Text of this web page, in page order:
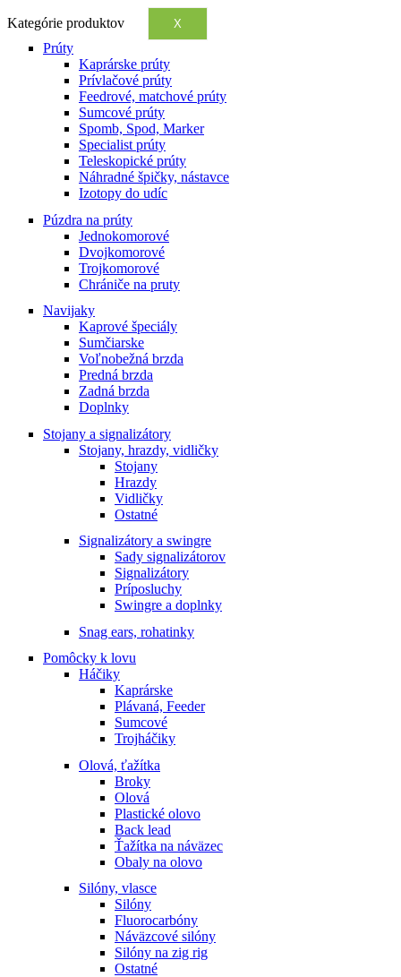
Kategórie produktov X
Prúty
Kaprárske prúty
Prívlačové prúty
Feedrové, matchové prúty
Sumcové prúty
Spomb, Spod, Marker
Specialist prúty
Teleskopické prúty
Náhradné špičky, nástavce
Izotopy do udíc
Púzdra na prúty
Jednokomorové
Dvojkomorové
Trojkomorové
Chrániče na pruty
Navijaky
Kaprové špeciály
Sumčiarske
Voľnobežná brzda
Predná brzda
Zadná brzda
Doplnky
Stojany a signalizátory
Stojany, hrazdy, vidličky
Stojany
Hrazdy
Vidličky
Ostatné
Signalizátory a swingre
Sady signalizátorov
Signalizátory
Príposluchy
Swingre a doplnky
Snag ears, rohatinky
Pomôcky k lovu
Háčiky
Kaprárske
Plávaná, Feeder
Sumcové
Trojháčiky
Olová, ťažítka
Broky
Olová
Plastické olovo
Back lead
Ťažítka na náväzec
Obaly na olovo
Silóny, vlasce
Silóny
Fluorocarbóny
Náväzcové silóny
Silóny na zig rig
Ostatné